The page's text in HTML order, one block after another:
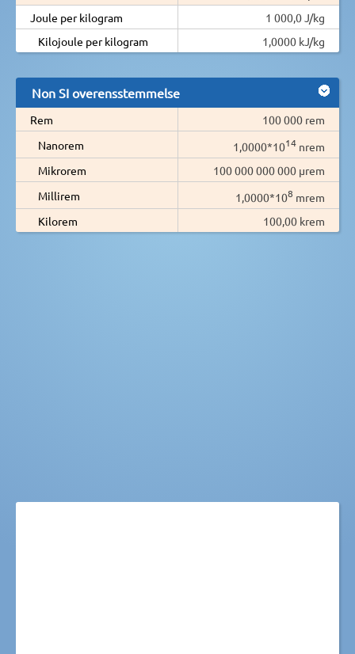
Joule per kilogram
1 000,0 J/kg
Kilojoule per kilogram
1,0000 kJ/kg
Non SI overensstemmelse
Rem
100 000 rem
Nanorem
1,0000*1014 nrem
Mikrorem
100 000 000 000 µrem
Millirem
1,0000*108 mrem
Kilorem
100,00 krem